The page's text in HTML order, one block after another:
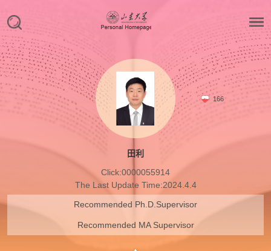
166
田利
Click:0000055914
The Last Update Time:2024.4.4
Recommended Ph.D.Supervisor
Recommended MA Supervisor